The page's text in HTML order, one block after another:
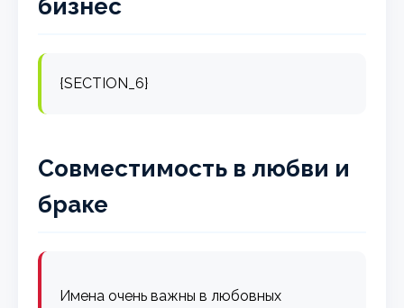
бизнес
{SECTION_6}
Совместимость в любви и
браке
Имена очень важны в любовных